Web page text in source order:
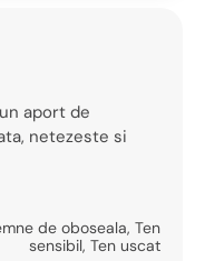
aport de
netezeste si
de oboseala, Ten
sensibil, Ten uscat